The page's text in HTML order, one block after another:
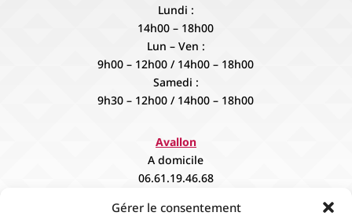
Gérer le consentement
Lundi :
14h00 – 18h00
Lun – Ven :
9h00 – 12h00 / 14h00 – 18h00
Samedi :
9h30 – 12h00 / 14h00 – 18h00
Avallon
A domicile
06.61.19.46.68